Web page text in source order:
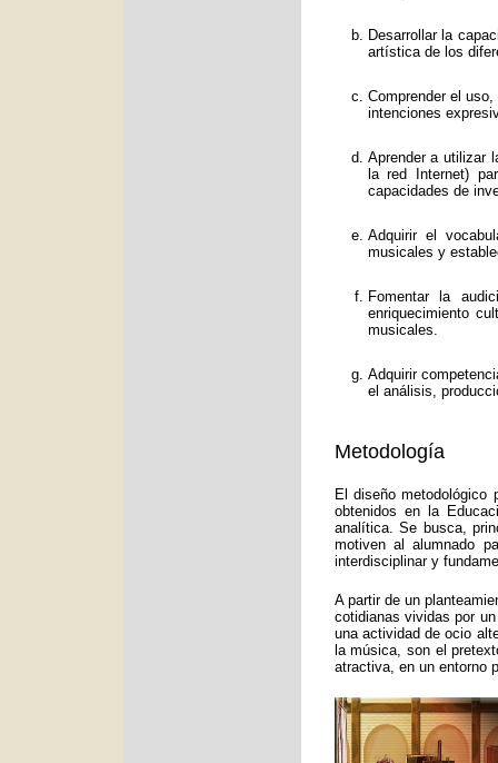
Desarrollar la
artística de los
Comprender el
intenciones
Aprender a utilizar
la red Internet)
capacidades de
Adquirir el
musicales y
Fomentar la
enriquecimiento
musicales.
Adquirir
el análisis,
Metodología
El diseño metodológico
obtenidos en la
analítica. Se busca,
motiven al alumnado
interdisciplinar y
A partir de un
cotidianas vividas por
una actividad de ocio
la música, son el
atractiva, en un entorno